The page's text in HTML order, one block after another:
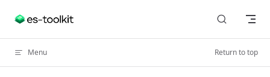
Skip to content
Menu Return to top